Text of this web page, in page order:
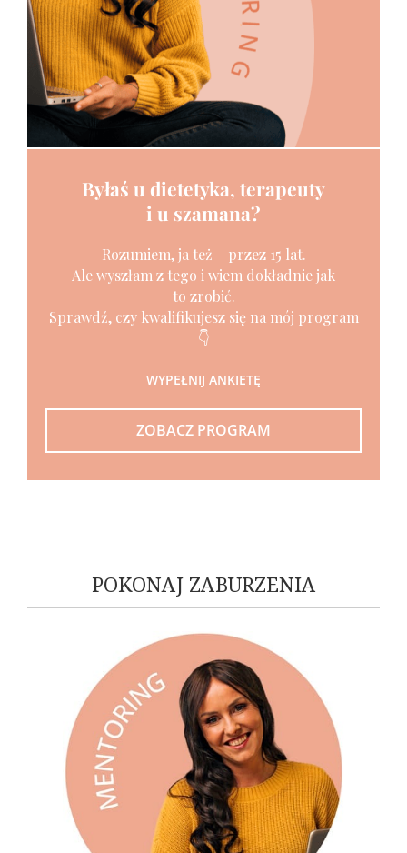
Byłaś u dietetyka, terapeuty
i u szamana?
Rozumiem, ja też – przez 15 lat.
Ale wyszłam z tego i wiem dokładnie jak
to zrobić.
Sprawdź, czy kwalifikujesz się na mój program
👇
WYPEŁNIJ ANKIETĘ
ZOBACZ PROGRAM
POKONAJ ZABURZENIA